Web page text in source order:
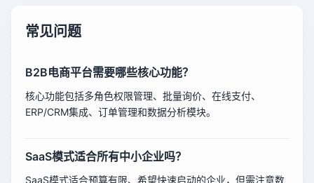
常见问题
B2B电商平台需要哪些核心功能？
核心功能包括多角色权限管理、批量询价、在线支付、
ERP/CRM集成、订单管理和数据分析模块。
SaaS模式适合所有中小企业吗？
SaaS模式适合预算有限、希望快速启动的企业，但需注意数